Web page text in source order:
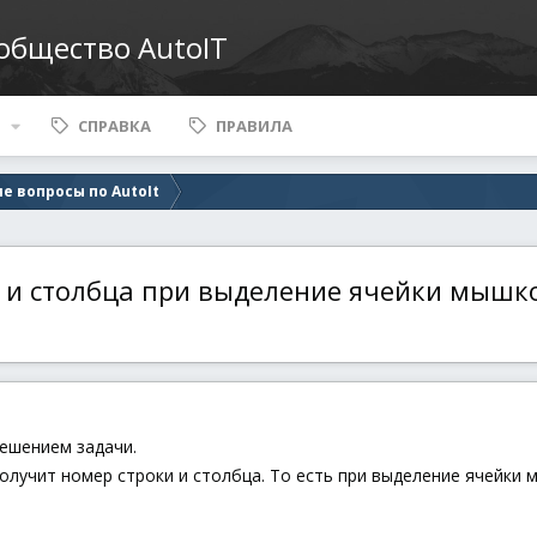
AutoIT
СПРАВКА ПРАВИЛА
вопросы по AutoIt
и столбца при выделение ячейки
задачи.
номер строки и столбца. То есть при выделение ячейки